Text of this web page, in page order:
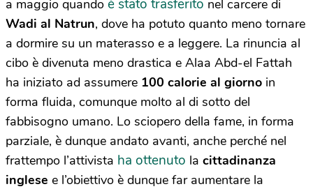
a maggio quando è stato trasferito nel carcere di
Wadi al Natrun, dove ha potuto quanto meno tornare
a dormire su un materasso e a leggere. La rinuncia al
cibo è divenuta meno drastica e Alaa Abd-el Fattah
ha iniziato ad assumere 100 calorie al giorno in
forma fluida, comunque molto al di sotto del
fabbisogno umano. Lo sciopero della fame, in forma
parziale, è dunque andato avanti, anche perché nel
frattempo l’attivista ha ottenuto la cittadinanza
inglese e l’obiettivo è dunque far aumentare la